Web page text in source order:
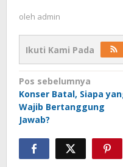
oleh admin
Ikuti Kami Pada
Navigasi
pos
Pos sebelumnya
Konser Batal, Siapa
Wajib Bertanggung
Jawab?